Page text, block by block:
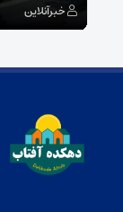
خبرآنلاین